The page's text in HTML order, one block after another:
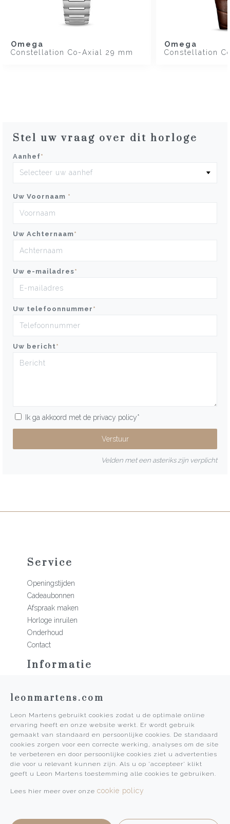
Omega
Constellation Co-Axial 29 mm
Omega
Constellation
Stel uw vraag over dit horloge
Aanhef*
Uw Voornaam *
Uw Achternaam*
Uw e-mailadres*
Uw telefoonnummer *
Uw bericht*
Ik ga akkoord met de privacy policy*
Velden met een asteriks zijn verplicht
Service
Openingstijden
Cadeaubonnen
Afspraak maken
Horloge inruilen
Onderhoud
Contact
Informatie
Historie
Algemene voorwaarden
Privacy Policy
Pers
Leon Martens
Leon Martens Juwelier
leonmartens.com
Leon Martens gebruikt cookies zodat u de optimale online
ervaring heeft en onze website werkt. Er wordt gebruik
gemaakt van standaard en persoonlijke cookies. De standaard
cookies zorgen voor een correcte werking, analyses om de site
te verbeteren en door persoonlijke cookies ziet u advertenties
die voor u relevant kunnen zijn. Als u op 'accepteer' klikt
geeft u Leon Martens toestemming alle cookies te gebruiken.
Lees hier meer over onze cookie policy